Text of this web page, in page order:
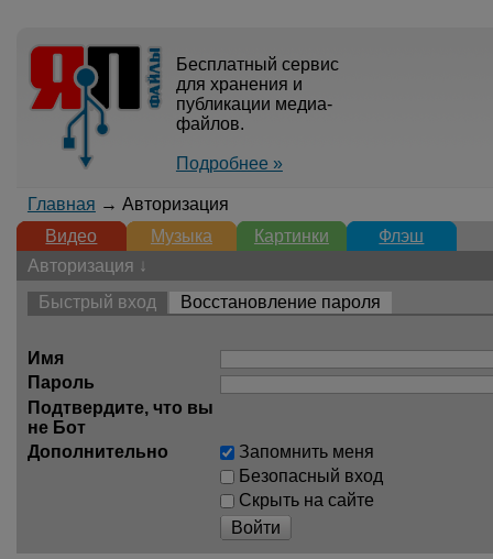
Бесплатный сервис
для хранения и
публикации медиа-
файлов.
Подробнее »
Главная → Авторизация
Видео
Музыка Картинки
Флэш
Авторизация ↓
Быстрый вход
Восстановление пароля
Имя
Пароль
Подтвердите, что вы
не Бот
Дополнительно
Запомнить меня
Безопасный вход
Скрыть на сайте
Войти